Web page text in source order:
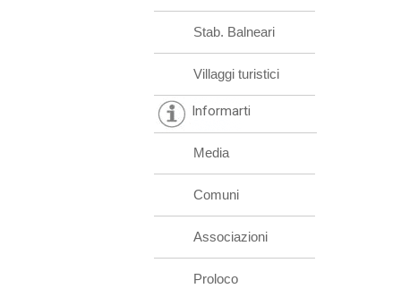
Stab. Balneari
Villaggi turistici
Informarti
Media
Comuni
Associazioni
Proloco